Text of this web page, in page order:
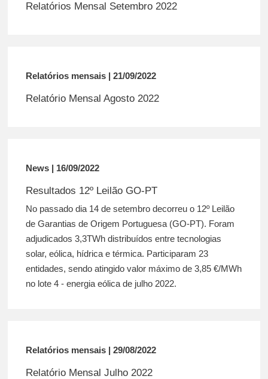
Relatórios Mensal Setembro 2022
Relatórios mensais | 21/09/2022
Relatório Mensal Agosto 2022
News | 16/09/2022
Resultados 12º Leilão GO-PT
No passado dia 14 de setembro decorreu o 12º Leilão
de Garantias de Origem Portuguesa (GO-PT). Foram
adjudicados 3,3TWh distribuídos entre tecnologias
solar, eólica, hídrica e térmica. Participaram 23
entidades, sendo atingido valor máximo de 3,85 €/MWh
no lote 4 - energia eólica de julho 2022.
Relatórios mensais | 29/08/2022
Relatório Mensal Julho 2022